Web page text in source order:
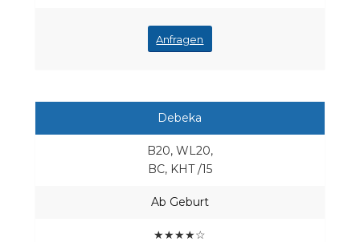
Anfragen
Debeka
B20, WL20,
BC, KHT /15
Ab Geburt
★★★★☆